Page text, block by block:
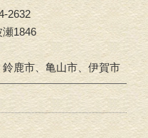
2632
瀬1846
鈴鹿市、亀山市、伊賀市